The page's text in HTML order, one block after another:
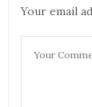
Your email